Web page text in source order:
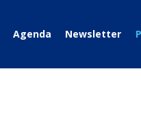
Agenda Newsletter